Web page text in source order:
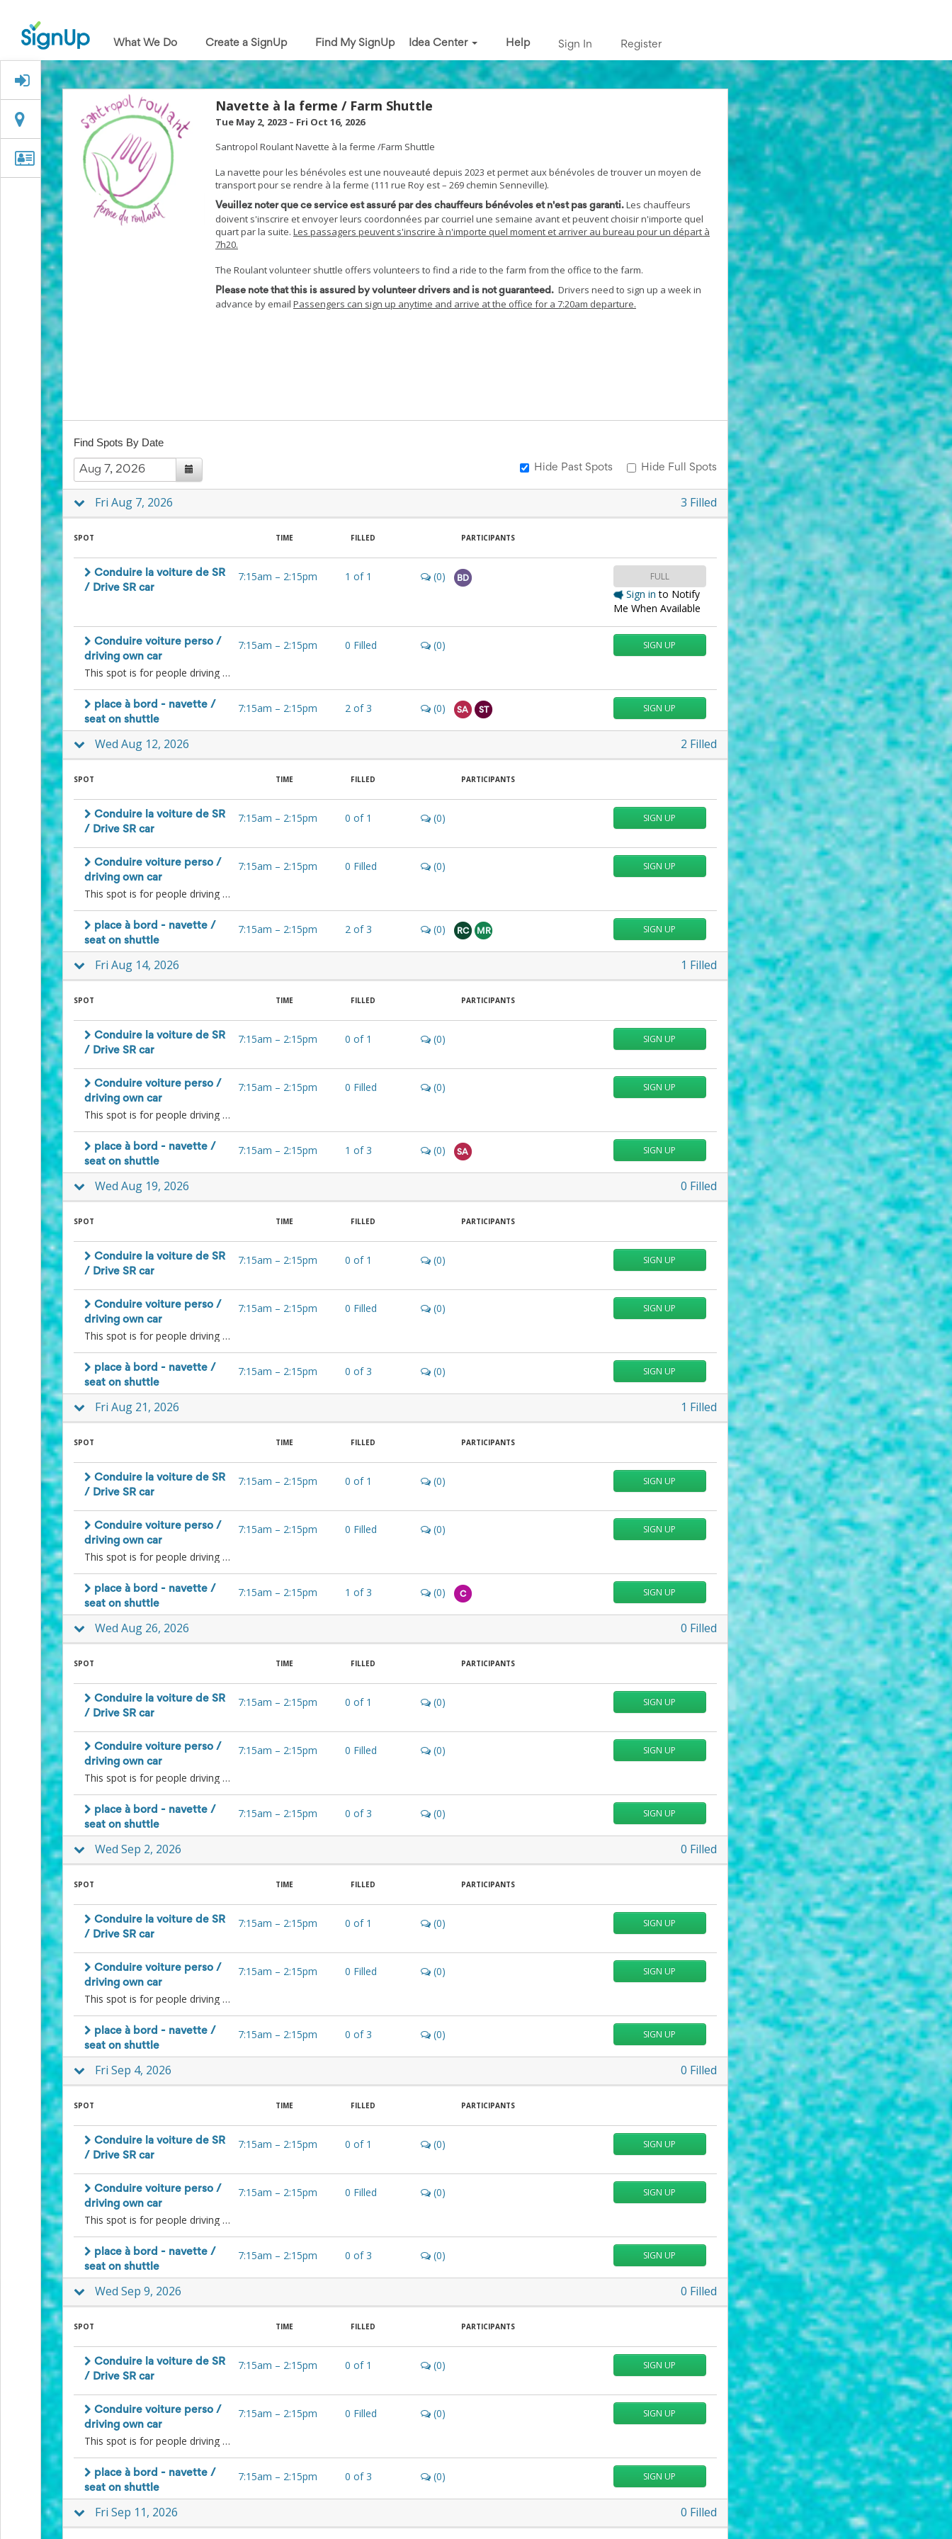
What
We
Do
Create
SignUp
Find
My
SignUp
Idea
Center
Free
Online
Sign
Up
Sheet
Maker
Events,
Volunteers
Groups
Back
School
Planning
Center:
Tips
Ideas
Successful
Back-
to-
School
Season
Class
Party
Planning
Center:
Ideas,
Tips
and
Reminders
Community
Action
Activism
Planning
Center
Fall
Activities
Events
Planning
Center
Fundraising
Planning
Center:
Time-
Saving
Tips
and
Creative
Holiday
Season
Activities
Events
End-
School
Planning
Center
Parent-
Teacher
Conference
Planning
Center
Room
Parent
Ideas
Coordination
School
Activities
Planning
Center:
Ideas,
Tips
and
Reminders
Well-
Organized
School
Events
Spring
Activities
Events
Planning
Center
Summertime
Planning
Center
Teacher
Appreciation
Planning
Center:
Tips,
Tricks
Ideas
Celebrating
Teacher
Appreciation
Week
Volunteer
Appreciation
Planning
Center
Youth
Planning
Center
Special
Events
Planning
Center
Church
Events
Planning
Center
Business
Events
Planning
Center
News
More
Idea
Center:
Resources,
Planning
Tips
Ideas
save
you
time
organizing
volunteers
and
events
What We Do Create a SignUp Find My SignUp Idea Center Help Sign In Register
Signed Up?
LocationLocation
Organizer
Info
Organizer Info
Navette à la ferme / Farm Shuttle
Tue May 2, 2023 – Fri Oct 16, 2026
Santropol Roulant Navette à la ferme /Farm Shuttle
La navette pour les bénévoles est une nouveauté depuis 2023 et permet aux bénévoles de trouver un moyen de
transport pour se rendre à la ferme (111 rue Roy est – 269 chemin Senneville).
Veuillez noter que ce service est assuré par des chauffeurs bénévoles et n'est pas garanti. Les chauffeurs
doivent s'inscrire et envoyer leurs coordonnées par courriel une semaine avant et peuvent choisir n'importe quel
quart par la suite. Les passagers peuvent s'inscrire à n'importe quel moment et arriver au bureau pour un départ à
7h20.
The Roulant volunteer shuttle offers volunteers to find a ride to the farm from the office to the farm.
Please note that this is assured by volunteer drivers and is not guaranteed. Drivers need to sign up a week in
advance by email Passengers can sign up anytime and arrive at the office for a 7:20am departure.
Find Spots By Date
Hide Past Spots Hide Full Spots
Fri Aug 7, 2026 3 Filled
SPOT TIME FILLED PARTICIPANTS
Conduire la voiture de SR
/ Drive SR car
7:15am – 2:15pm 1of1 (0) BD FULL
Sign in to Notify
Me When Available
Conduire voiture perso /
driving own car
This spot is for people driving to the farm in their own car and willing to give a lift to other people. Please comment your contact info so people can reach you to organize. / Cette place est pour les gens qui souhaitent donner un lift à d'autres bénévoles avec leur voiture personnelle. SVP commentez un moyen de vous contacter pour que les gens puissent organiser avec vous directement.
7:15am – 2:15pm 0 Filled (0) SIGN UP
place à bord - navette /
seat on shuttle
7:15am – 2:15pm 2of3 (0) SA ST SIGN UP
Wed Aug 12, 2026 2 Filled
SPOT TIME FILLED PARTICIPANTS
Conduire la voiture de SR
/ Drive SR car
7:15am – 2:15pm 0of1 (0) SIGN UP
Conduire voiture perso /
driving own car
This spot is for people driving to the farm in their own car and willing to give a lift to other people. Please comment your contact info so people can reach you to organize. / Cette place est pour les gens qui souhaitent donner un lift à d'autres bénévoles avec leur voiture personnelle. SVP commentez un moyen de vous contacter pour que les gens puissent organiser avec vous directement.
7:15am – 2:15pm 0 Filled (0) SIGN UP
place à bord - navette /
seat on shuttle
7:15am – 2:15pm 2of3 (0) RC MR SIGN UP
Fri Aug 14, 2026 1 Filled
SPOT TIME FILLED PARTICIPANTS
Conduire la voiture de SR
/ Drive SR car
7:15am – 2:15pm 0of1 (0) SIGN UP
Conduire voiture perso /
driving own car
This spot is for people driving to the farm in their own car and willing to give a lift to other people. Please comment your contact info so people can reach you to organize. / Cette place est pour les gens qui souhaitent donner un lift à d'autres bénévoles avec leur voiture personnelle. SVP commentez un moyen de vous contacter pour que les gens puissent organiser avec vous directement.
7:15am – 2:15pm 0 Filled (0) SIGN UP
place à bord - navette /
seat on shuttle
7:15am – 2:15pm 1of3 (0) SA SIGN UP
Wed Aug 19, 2026 0 Filled
SPOT TIME FILLED PARTICIPANTS
Conduire la voiture de SR
/ Drive SR car
7:15am – 2:15pm 0of1 (0) SIGN UP
Conduire voiture perso /
driving own car
This spot is for people driving to the farm in their own car and willing to give a lift to other people. Please comment your contact info so people can reach you to organize. / Cette place est pour les gens qui souhaitent donner un lift à d'autres bénévoles avec leur voiture personnelle. SVP commentez un moyen de vous contacter pour que les gens puissent organiser avec vous directement.
7:15am – 2:15pm 0 Filled (0) SIGN UP
place à bord - navette /
seat on shuttle
7:15am – 2:15pm 0of3 (0) SIGN UP
Fri Aug 21, 2026 1 Filled
SPOT TIME FILLED PARTICIPANTS
Conduire la voiture de SR
/ Drive SR car
7:15am – 2:15pm 0of1 (0) SIGN UP
Conduire voiture perso /
driving own car
This spot is for people driving to the farm in their own car and willing to give a lift to other people. Please comment your contact info so people can reach you to organize. / Cette place est pour les gens qui souhaitent donner un lift à d'autres bénévoles avec leur voiture personnelle. SVP commentez un moyen de vous contacter pour que les gens puissent organiser avec vous directement.
7:15am – 2:15pm 0 Filled (0) SIGN UP
place à bord - navette /
seat on shuttle
7:15am – 2:15pm 1of3 (0) C SIGN UP
Wed Aug 26, 2026 0 Filled
SPOT TIME FILLED PARTICIPANTS
Conduire la voiture de SR
/ Drive SR car
7:15am – 2:15pm 0of1 (0) SIGN UP
Conduire voiture perso /
driving own car
This spot is for people driving to the farm in their own car and willing to give a lift to other people. Please comment your contact info so people can reach you to organize. / Cette place est pour les gens qui souhaitent donner un lift à d'autres bénévoles avec leur voiture personnelle. SVP commentez un moyen de vous contacter pour que les gens puissent organiser avec vous directement.
7:15am – 2:15pm 0 Filled (0) SIGN UP
place à bord - navette /
seat on shuttle
7:15am – 2:15pm 0of3 (0) SIGN UP
Wed Sep 2, 2026 0 Filled
SPOT TIME FILLED PARTICIPANTS
Conduire la voiture de SR
/ Drive SR car
7:15am – 2:15pm 0of1 (0) SIGN UP
Conduire voiture perso /
driving own car
This spot is for people driving to the farm in their own car and willing to give a lift to other people. Please comment your contact info so people can reach you to organize. / Cette place est pour les gens qui souhaitent donner un lift à d'autres bénévoles avec leur voiture personnelle. SVP commentez un moyen de vous contacter pour que les gens puissent organiser avec vous directement.
7:15am – 2:15pm 0 Filled (0) SIGN UP
place à bord - navette /
seat on shuttle
7:15am – 2:15pm 0of3 (0) SIGN UP
Fri Sep 4, 2026 0 Filled
SPOT TIME FILLED PARTICIPANTS
Conduire la voiture de SR
/ Drive SR car
7:15am – 2:15pm 0of1 (0) SIGN UP
Conduire voiture perso /
driving own car
This spot is for people driving to the farm in their own car and willing to give a lift to other people. Please comment your contact info so people can reach you to organize. / Cette place est pour les gens qui souhaitent donner un lift à d'autres bénévoles avec leur voiture personnelle. SVP commentez un moyen de vous contacter pour que les gens puissent organiser avec vous directement.
7:15am – 2:15pm 0 Filled (0) SIGN UP
place à bord - navette /
seat on shuttle
7:15am – 2:15pm 0of3 (0) SIGN UP
Wed Sep 9, 2026 0 Filled
SPOT TIME FILLED PARTICIPANTS
Conduire la voiture de SR
/ Drive SR car
7:15am – 2:15pm 0of1 (0) SIGN UP
Conduire voiture perso /
driving own car
This spot is for people driving to the farm in their own car and willing to give a lift to other people. Please comment your contact info so people can reach you to organize. / Cette place est pour les gens qui souhaitent donner un lift à d'autres bénévoles avec leur voiture personnelle. SVP commentez un moyen de vous contacter pour que les gens puissent organiser avec vous directement.
7:15am – 2:15pm 0 Filled (0) SIGN UP
place à bord - navette /
seat on shuttle
7:15am – 2:15pm 0of3 (0) SIGN UP
Fri Sep 11, 2026 0 Filled